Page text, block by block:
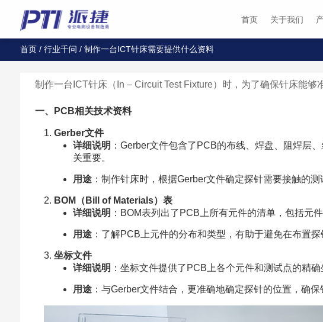
首页 关于我们
首页/ 行业千问 / 制作一台ICT针床需要提供什么资料
制作一台ICT针床（In – Circuit Test Fixture）时，为了确保针床能
一、PCB相关技术资料
Gerber文件
详细说明 ：Gerber文件包含了PCB的布线、焊盘、阻焊层
关重要。
用途 ：制作针床时，根据Gerber文件确定探针需要接触的
BOM（Bill of Materials）表
详细说明 ：BOM表列出了PCB上所有元件的清单，包括元
用途 ：了解PCB上元件的分布和类型，有助于避免在布置
坐标文件
详细说明 ：坐标文件提供了PCB上各个元件和测试点的精
用途 ：与Gerber文件结合，更准确地确定探针的位置，确